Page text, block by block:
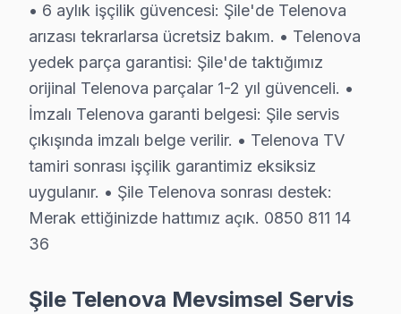
Şile Telenova uzman ekibimiz, Şile bölge genelinde
Şile'de Telenova servis talebiniz için bizi
Şile'de Telenova teknik destek hizmetimiz TV
Şile Telenova servis ekibi olarak, Şile'de Telenova
Şile Telenova Servis Deneyimimiz: Rakamlar
2009'dan bu yana Anadolu Yakası'nda Telenova TV
Şile bölgesinde Telenova TV için 4808+ onarım
Telenova markasında 11 yıllık özel deneyimimiz,
Şile bölgesine özgü not: Turizm yapısıyla bilinen
• 6 aylık işçilik güvencesi: Şile'de Telenova
arızası tekrarlarsa ücretsiz bakım. • Telenova
yedek parça garantisi: Şile'de taktığımız
orijinal Telenova parçalar 1-2 yıl güvenceli. •
İmzalı Telenova garanti belgesi: Şile servis
çıkışında imzalı belge verilir. • Telenova TV
tamiri sonrası işçilik garantimiz eksiksiz
uygulanır. • Şile Telenova sonrası destek:
Merak ettiğinizde hattımız açık. 0850 811 14
36
Şile Telenova Mevsimsel Servis